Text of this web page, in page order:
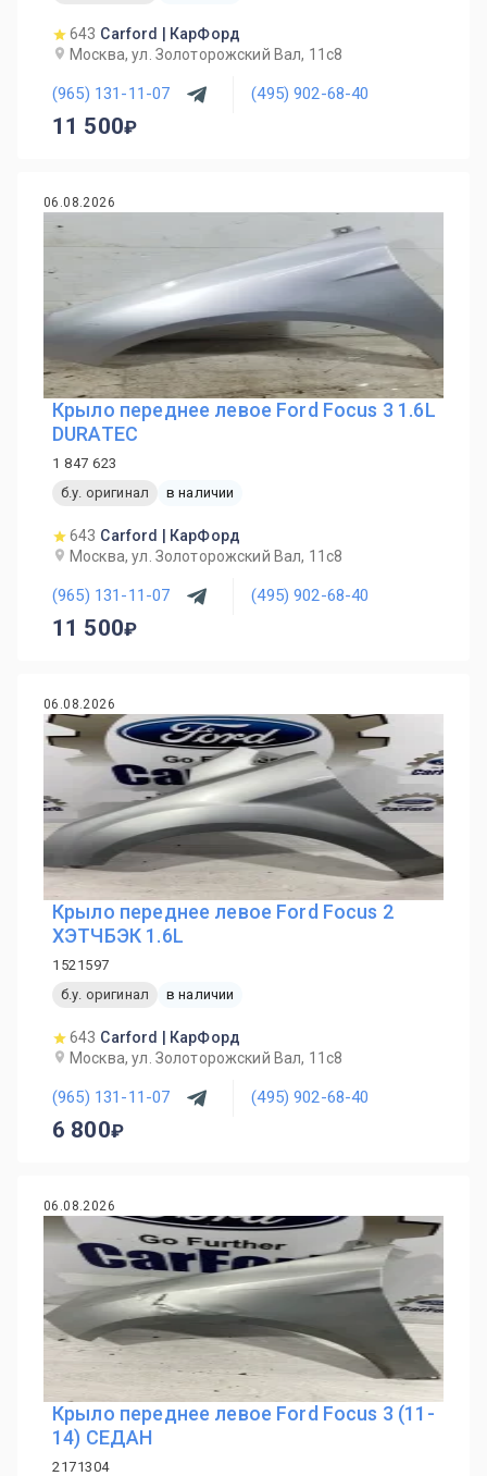
643 Carford | КарФорд
Москва, ул. Золоторожский Вал, 11с8
(965) 131-11-07 (495) 902-68-40
11 500
06.08.2026
Крыло переднее левое Ford Focus 3 1.6L
DURATEC
1 847 623
б.у. оригинал
в наличии
643 Carford | КарФорд
Москва, ул. Золоторожский Вал, 11с8
(965) 131-11-07 (495) 902-68-40
11 500
06.08.2026
Крыло переднее левое Ford Focus 2
ХЭТЧБЭК 1.6L
1521597
б.у. оригинал
в наличии
643 Carford | КарФорд
Москва, ул. Золоторожский Вал, 11с8
(965) 131-11-07 (495) 902-68-40
6 800
06.08.2026
Крыло переднее левое Ford Focus 3 (11-
14) СЕДАН
2171304